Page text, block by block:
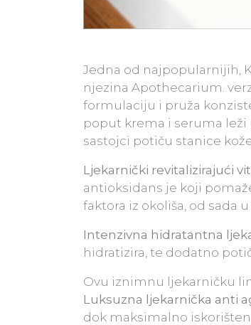
Jedna od najpopularnijih,
njezina Apothecarium.
formulaciju i pruža
poput krema i seruma
sastojci potiču stanice
Ljekarnički revitalizirajući
antioksidans je koji
faktora iz okoliša, od sada
Intenzivna hidratantna
hidratizira, te dodatno
Ovu iznimnu ljekarničku
Luksuzna ljekarnička anti
dok maksimalno